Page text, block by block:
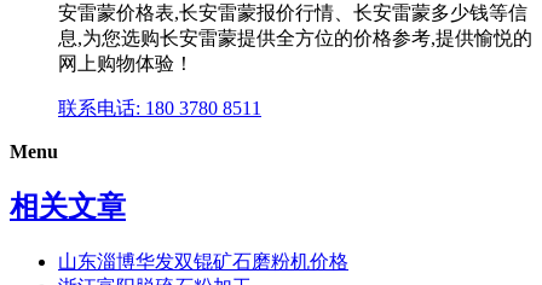
安雷蒙价格表,长安雷蒙报价行情、长安雷蒙多少钱等信
息,为您选购长安雷蒙提供全方位的价格参考,提供愉悦的
网上购物体验！
联系电话: 180 3780 8511
Menu
相关文章
山东淄博华发双锟矿石磨粉机价格